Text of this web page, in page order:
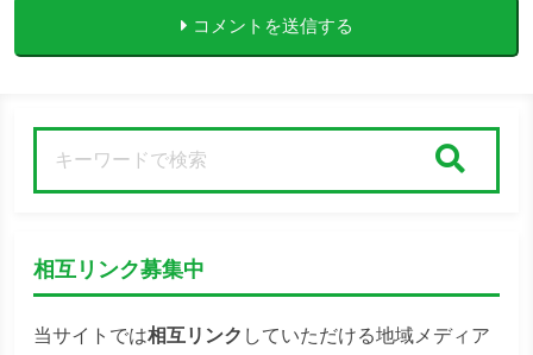
コメントを送信する
相互リンク募集中
当サイトでは相互リンク していただける地域メディア